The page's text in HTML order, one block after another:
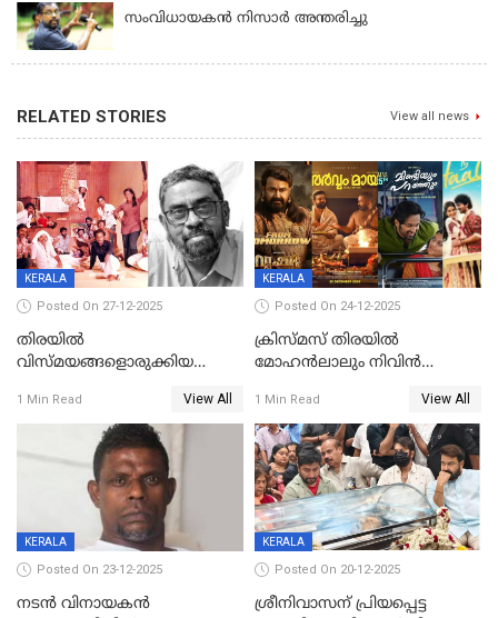
സംവിധായകൻ നിസാർ അന്തരിച്ചു
RELATED STORIES View all news
KERALA
Posted On 27-12-2025
തിരയിൽ
വിസ്മയങ്ങളൊരുക്കിയ
ശേഖര്‍ അന്തരിച്ചു
1 Min Read View All
KERALA
Posted On 24-12-2025
ക്രിസ്മസ് തിരയിൽ
മോഹൻലാലും നിവിൻ
ഷെയ്‌നും; 200 കോടി
മുടക്കിയെത്തുന്ന
വൃഷഭയുൾപ്പെടെ കാണാം
1 Min Read View All
KERALA
Posted On 23-12-2025
നടൻ വിനായകൻ
KERALA
Posted On 20-12-2025
ശ്രീനിവാസന് പ്രിയപ്പെട്ട